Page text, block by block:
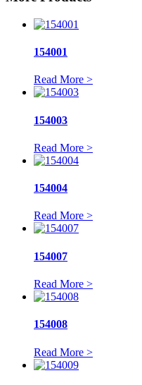
154001
Read More >
154003
Read More >
154004
Read More >
154007
Read More >
154008
Read More >